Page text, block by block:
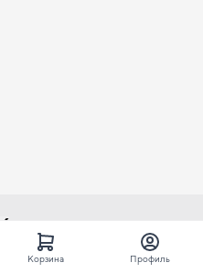
для стоматологов,
приема всегда
Корзина Профиль